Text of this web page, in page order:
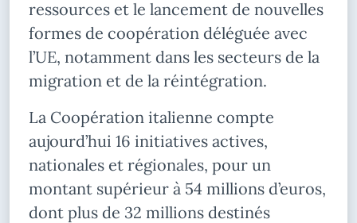
ressources et le lancement de nouvelles
formes de coopération déléguée avec
l’UE, notamment dans les secteurs de la
migration et de la réintégration.
La Coopération italienne compte
aujourd’hui 16 initiatives actives,
nationales et régionales, pour un
montant supérieur à 54 millions d’euros,
dont plus de 32 millions destinés